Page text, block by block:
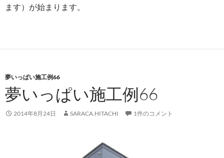
ます）が始まります。
夢いっぱい施工例66
夢いっぱい施工例66
2014年8月24日 SARACA.HITACHI 1件のコメント